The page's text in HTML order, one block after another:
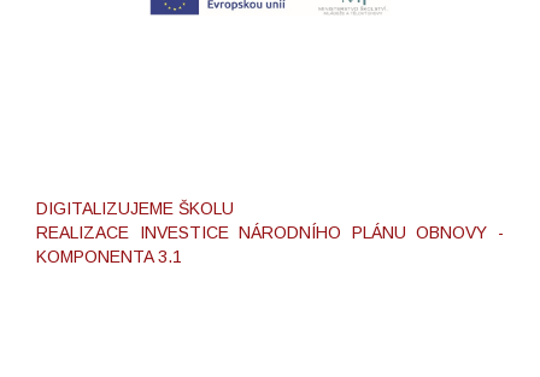
DIGITALIZUJEME ŠKOLU
REALIZACE INVESTICE NÁRODNÍHO PLÁNU OBNOVY -
KOMPONENTA 3.1